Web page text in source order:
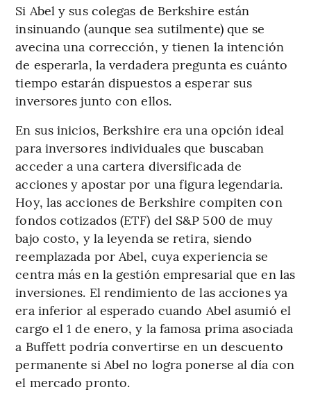
Si Abel y sus colegas de Berkshire están
insinuando (aunque sea sutilmente) que se
avecina una corrección, y tienen la intención
de esperarla, la verdadera pregunta es cuánto
tiempo estarán dispuestos a esperar sus
inversores junto con ellos.
En sus inicios, Berkshire era una opción ideal
para inversores individuales que buscaban
acceder a una cartera diversificada de
acciones y apostar por una figura legendaria.
Hoy, las acciones de Berkshire compiten con
fondos cotizados (ETF) del S&P 500 de muy
bajo costo, y la leyenda se retira, siendo
reemplazada por Abel, cuya experiencia se
centra más en la gestión empresarial que en las
inversiones. El rendimiento de las acciones ya
era inferior al esperado cuando Abel asumió el
cargo el 1 de enero, y la famosa prima asociada
a Buffett podría convertirse en un descuento
permanente si Abel no logra ponerse al día con
el mercado pronto.